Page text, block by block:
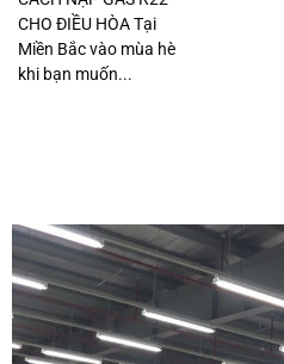
CHO ĐIỀU HÒA Tại
Miền Bắc vào mùa hè
khi bạn muốn...